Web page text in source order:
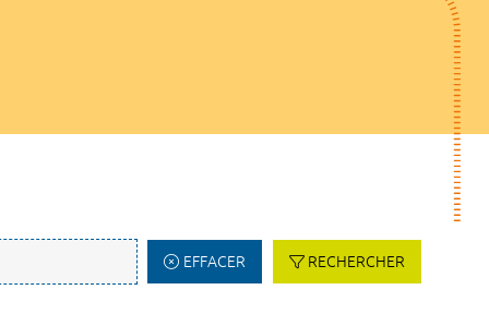
EFFACER RECHERCHER